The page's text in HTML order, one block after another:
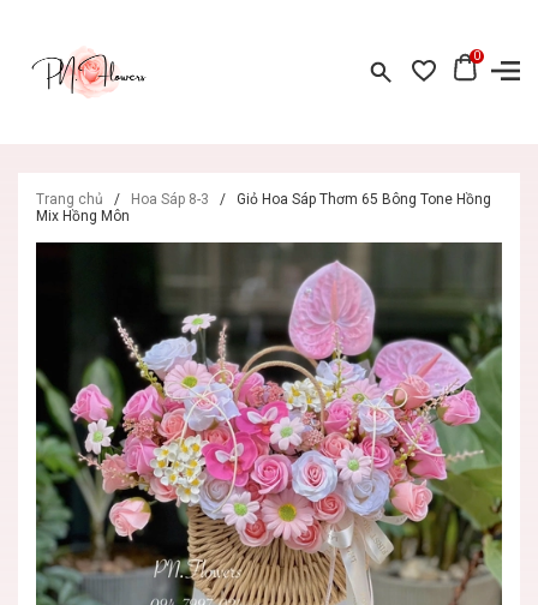
0
Trang chủ / Hoa Sáp 8-3 /
Giỏ Hoa Sáp Thơm 65 Bông Tone Hồng
Mix Hồng Môn